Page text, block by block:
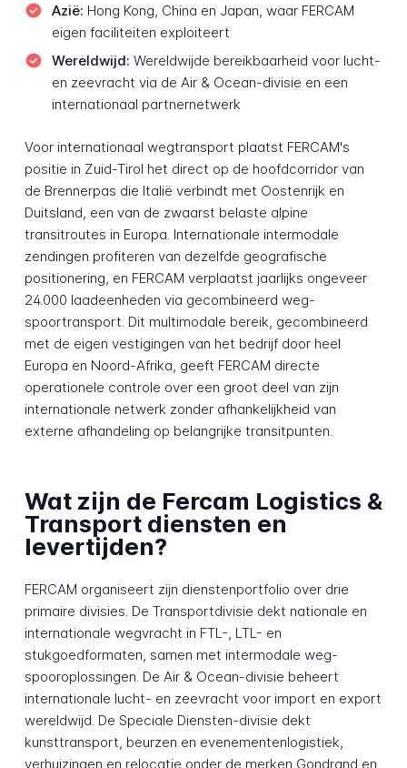
Azië: Hong Kong, China en Japan, waar FERCAM
eigen faciliteiten exploiteert
Wereldwijd: Wereldwijde bereikbaarheid voor lucht-
en zeevracht via de Air & Ocean-divisie en een
internationaal partnernetwerk
Voor internationaal wegtransport plaatst FERCAM's
positie in Zuid-Tirol het direct op de hoofdcorridor van
de Brennerpas die Italië verbindt met Oostenrijk en
Duitsland, een van de zwaarst belaste alpine
transitroutes in Europa. Internationale intermodale
zendingen profiteren van dezelfde geografische
positionering, en FERCAM verplaatst jaarlijks ongeveer
24.000 laadeenheden via gecombineerd weg-
spoortransport. Dit multimodale bereik, gecombineerd
met de eigen vestigingen van het bedrijf door heel
Europa en Noord-Afrika, geeft FERCAM directe
operationele controle over een groot deel van zijn
internationale netwerk zonder afhankelijkheid van
externe afhandeling op belangrijke transitpunten.
Wat zijn de Fercam Logistics &
Transport diensten en
levertijden?
FERCAM organiseert zijn dienstenportfolio over drie
primaire divisies. De Transportdivisie dekt nationale en
internationale wegvracht in FTL-, LTL- en
stukgoedformaten, samen met intermodale weg-
spooroplossingen. De Air & Ocean-divisie beheert
internationale lucht- en zeevracht voor import en export
wereldwijd. De Speciale Diensten-divisie dekt
kunsttransport, beurzen en evenementenlogistiek,
verhuizingen en relocatie onder de merken Gondrand en